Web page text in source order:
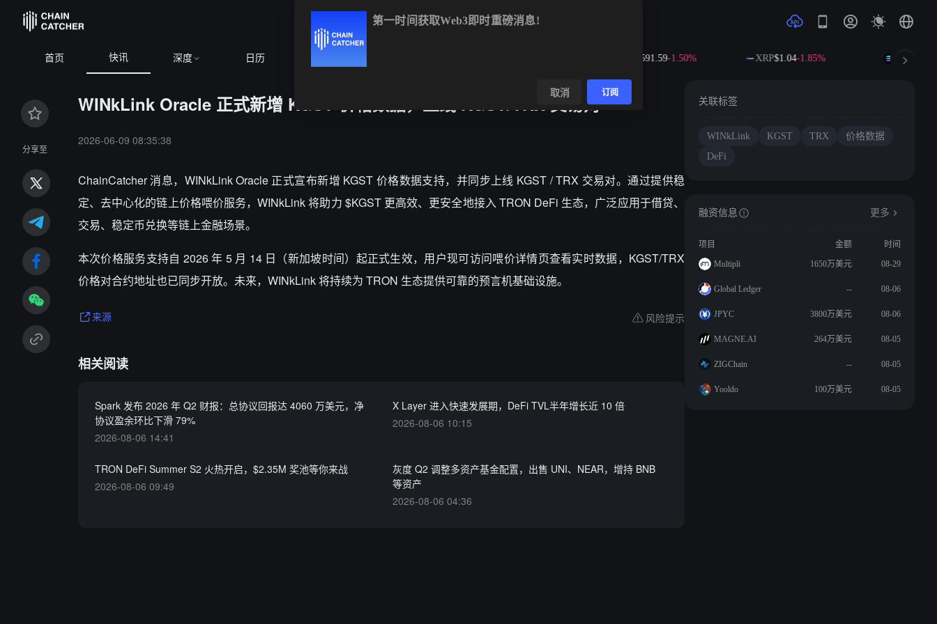
首页 快讯 深度 日历 $591.59-1.50% XRP$1.04-1.85% SOL$73.18
分享至
WINkLink Oracle 正式新增 KGST 价格数据，上线 KGST/TRX 交易对
2026-06-09 08:35:38
ChainCatcher 消息，WINkLink Oracle 正式宣布新增 KGST 价格数据支持，并同步上线 KGST / TRX 交易对。通过提供稳
定、去中心化的链上价格喂价服务，WINkLink 将助力 $KGST 更高效、更安全地接入 TRON DeFi 生态，广泛应用于借贷、
交易、稳定币兑换等链上金融场景。
本次价格服务支持自 2026 年 5 月 14 日（新加坡时间）起正式生效，用户现可访问喂价详情页查看实时数据，KGST/TRX
价格对合约地址也已同步开放。未来，WINkLink 将持续为 TRON 生态提供可靠的预言机基础设施。
来源 风险提示
相关阅读
Spark 发布 2026 年 Q2 财报：总协议回报达 4060 万美元，净
协议盈余环比下滑 79%
2026-08-06 14:41
X Layer 进入快速发展期，DeFi TVL半年增长近 10 倍
2026-08-06 10:15
TRON DeFi Summer S2 火热开启，$2.35M 奖池等你来战
2026-08-06 09:49
灰度 Q2 调整多资产基金配置，出售 UNI、NEAR，增持 BNB
等资产
2026-08-06 04:36
关联标签
WINkLink KGST TRX
价格数据
DeFi
融资信息 更多
项目 金额
时间
Multipli
1650万美元 08-29
Global Ledger -- 08-06
JPYC 3800万美元 08-06
MAGNE.AI 264万美元 08-05
ZIGChain -- 08-05
Yooldo 100万美元 08-05
第一时间获取Web3即时重磅消息!
取消 订阅